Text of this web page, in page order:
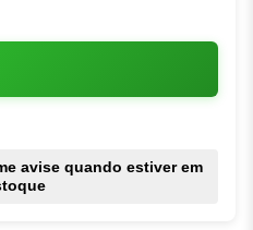
avise quando estiver em